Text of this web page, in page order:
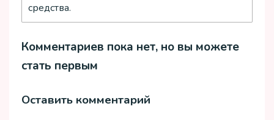
средства.
Комментариев пока нет, но вы можете
стать первым
Оставить комментарий